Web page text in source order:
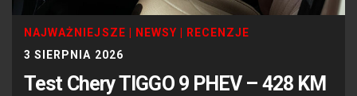
NAJWAŻNIEJSZE NEWSY
RECENZJE
3 SIERPNIA 2026
Test Chery TIGGO 9 PHEV – 428 KM